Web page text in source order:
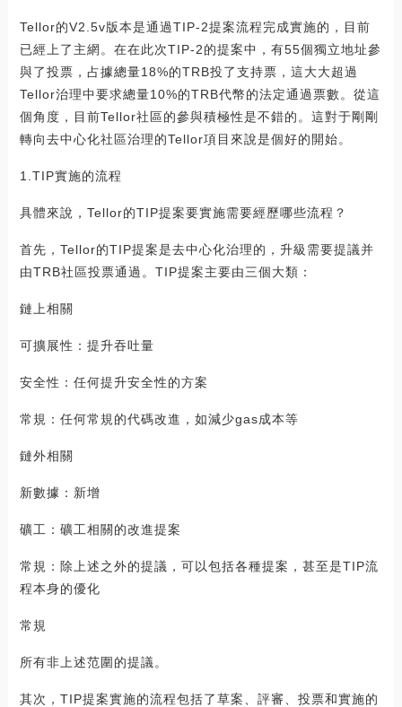
Tellor的V2.5v版本是通過TIP-2提案流程完成實施的，目前
已經上了主網。在在此次TIP-2的提案中，有55個獨立地址參
與了投票，占據總量18%的TRB投了支持票，這大大超過
Tellor治理中要求總量10%的TRB代幣的法定通過票數。從這
個角度，目前Tellor社區的參與積極性是不錯的。這對于剛剛
轉向去中心化社區治理的Tellor項目來說是個好的開始。
1.TIP實施的流程
具體來說，Tellor的TIP提案要實施需要經歷哪些流程？
首先，Tellor的TIP提案是去中心化治理的，升級需要提議并
由TRB社區投票通過。TIP提案主要由三個大類：
鏈上相關
可擴展性：提升吞吐量
安全性：任何提升安全性的方案
常規：任何常規的代碼改進，如減少gas成本等
鏈外相關
新數據：新增
礦工：礦工相關的改進提案
常規：除上述之外的提議，可以包括各種提案，甚至是TIP流
程本身的優化
常規
所有非上述范圍的提議。
其次，TIP提案實施的流程包括了草案、評審、投票和實施的